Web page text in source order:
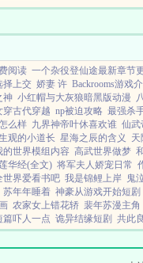
条不归路。群号
阅读 一个杂役登仙途最新章节
择上交 娇妻 许 Backrooms游戏
神 小红帽与大灰狼暗黑版动漫
穿古代穿越 np被迫攻略 最强杀
么样 九界神帝叶休喜欢谁 仙武
观的小道长 星海之辰的含义
的世界模组内容 高武世界做梦
华经(全文) 将军夫人娇宠日常
世界爱看书吧 我是锦鲤上岸 鬼
苏年年睡着 神豪从游戏开始短剧
农家女上错花轿 裴年苏漫主角
篇吓人一点 诡异结缘短剧 共此